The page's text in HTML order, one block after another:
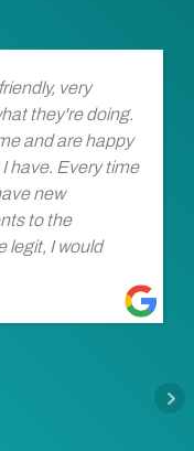
very
they're doing.
and are happy
have. Every time
new
to the
legit, I would